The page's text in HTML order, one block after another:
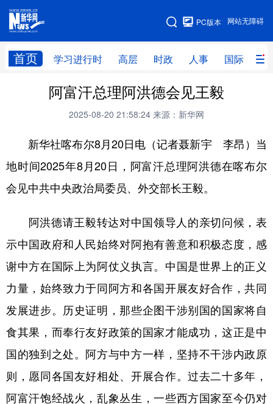
网站无障碍
PC版本
首页 学习进行时 高层 时政 人事 国际 财
网站地图
学习进行时 高层 时政
财经 网评
台湾 思客智库 全球连线 教育
科技 科创 量子 体育
文化 书画 健康
访谈 视频 图片 政务
法律 中央文件 金融 汽车
食品 人居 信息化 数字经济
学术中国 乡村振兴 银龄 溯源中国
彩票 娱乐 时尚 悦读
公益 一带一路 亚太网 上市公司
文化产业
阿富汗总理阿洪德会见王毅
2025-08-20 21:58:24 来源：新华网
新华社喀布尔8月20日电（记者聂新宇 李昂）当
地时间2025年8月20日，阿富汗总理阿洪德在喀布尔
会见中共中央政治局委员、外交部长王毅。
阿洪德请王毅转达对中国领导人的亲切问候，表
示中国政府和人民始终对阿抱有善意和积极态度，感
谢中方在国际上为阿仗义执言。中国是世界上的正义
力量，始终致力于同阿方和各国开展友好合作，共同
发展进步。历史证明，那些企图干涉别国的国家将自
食其果，而奉行友好政策的国家才能成功，这正是中
国的独到之处。阿方与中方一样，坚持不干涉内政原
则，愿同各国友好相处、开展合作。过去二十多年，
阿富汗饱经战火，乱象丛生，一些西方国家至今仍对